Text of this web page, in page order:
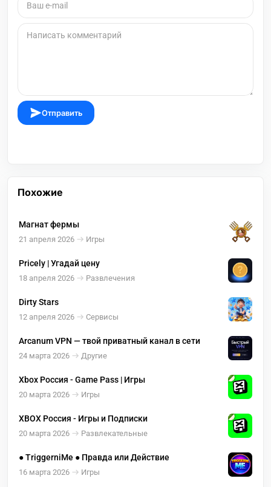
Отправить
Похожие
Магнат фермы
21 апреля 2026 Игры
Pricely | Угадай цену
18 апреля 2026 Развлечения
Dirty Stars
12 апреля 2026 Сервисы
Arcanum VPN — твой приватный канал в сети
24 марта 2026 Другие
Xbox Россия - Game Pass | Игры
20 марта 2026 Игры
XBOX Россия - Игры и Подписки
20 марта 2026 Развлекательные
● TriggerniMe ● Правда или Действие
16 марта 2026 Игры